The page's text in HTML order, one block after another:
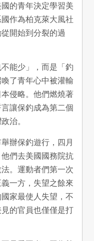
的青年決定學習美
作為柏克萊大風社
開始到分裂的過
能少」，而是「釣
了青年心中被灌輸
侵略。他們燃燒著
讓保釣成為第二個
治。
辦保釣遊行，四月
們去美國國務院抗
。運動者們第一次
一方，失望之餘來
家最使人失望，不
的官員也僅僅是打